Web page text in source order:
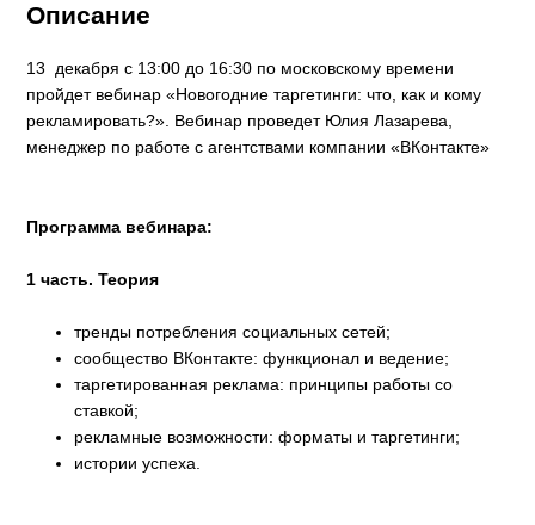
Описание
13 декабря с 13:00 до 16:30 по московскому времени
пройдет вебинар «Новогодние таргетинги: что, как и кому
рекламировать?». Вебинар проведет Юлия Лазарева,
менеджер по работе с агентствами компании «ВКонтакте»
Программа вебинара:
1 часть. Теория
тренды потребления социальных сетей;
сообщество ВКонтакте: функционал и ведение;
таргетированная реклама: принципы работы со
ставкой;
рекламные возможности: форматы и таргетинги;
истории успеха.